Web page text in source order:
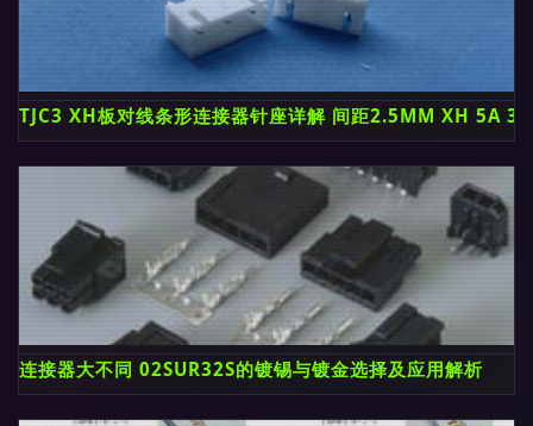
TJC3 XH板对线条形连接器针座详解 间距2.5MM XH 5A 3
连接器大不同 02SUR32S的镀锡与镀金选择及应用解析